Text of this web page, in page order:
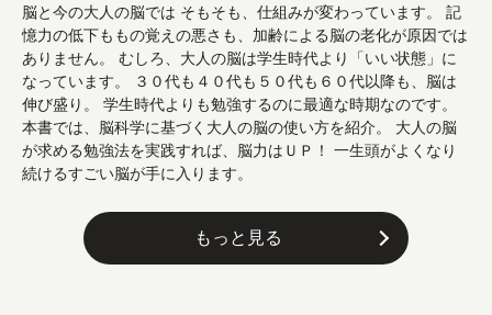
脳と今の大人の脳では そもそも、仕組みが変わっています。 記
憶力の低下ももの覚えの悪さも、加齢による脳の老化が原因では
ありません。 むしろ、大人の脳は学生時代より「いい状態」に
なっています。 ３０代も４０代も５０代も６０代以降も、脳は
伸び盛り。 学生時代よりも勉強するのに最適な時期なのです。
本書では、脳科学に基づく大人の脳の使い方を紹介。 大人の脳
が求める勉強法を実践すれば、脳力はＵＰ！ 一生頭がよくなり
続けるすごい脳が手に入ります。
もっと見る